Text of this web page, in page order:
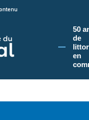
du littoral, vous
50
de
en